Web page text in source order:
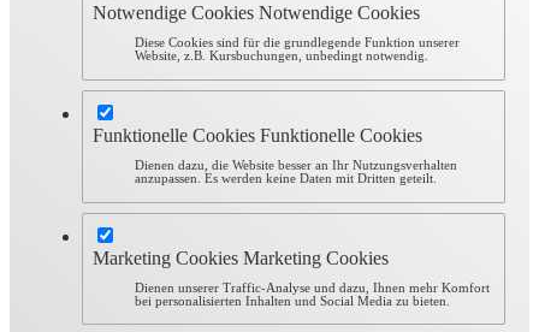
Notwendige Cookies Notwendige Cookies
Diese Cookies sind für die grundlegende Funktion unserer
Website, z.B. Kursbuchungen, unbedingt notwendig.
Funktionelle Cookies Funktionelle Cookies
Dienen dazu, die Website besser an Ihr Nutzungsverhalten
anzupassen. Es werden keine Daten mit Dritten geteilt.
Marketing Cookies Marketing Cookies
Dienen unserer Traffic-Analyse und dazu, Ihnen mehr Komfort
bei personalisierten Inhalten und Social Media zu bieten.